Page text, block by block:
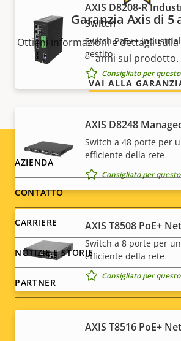
AXIS D8208-R
Switch
Switch PoE++
gestito
Consigliato per
AXIS D8248
Switch a 48 porte per
efficiente della rete
Consigliato per
AXIS T8508 PoE+
Switch a 8 porte per
efficiente della rete
Consigliato per
AXIS T8516 PoE+
Garanzia Axis di 5
Ottieni informazioni e dettagli
anni sul prodotto.
VAI ALLA
Footer
menu
AZIENDA
CONTATTO
CARRIERE
NOTIZIE E STORIE
PARTNER